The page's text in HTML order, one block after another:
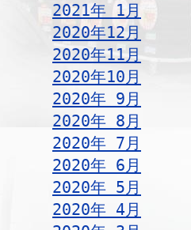
2021年 1月
2020年12月
2020年11月
2020年10月
2020年 9月
2020年 8月
2020年 7月
2020年 6月
2020年 5月
2020年 4月